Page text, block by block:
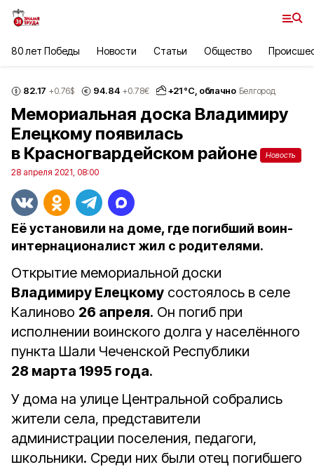
80 лет Победы Новости Статьи Общество
82.17 +0.76$ 94.84 +0.78€ +21°С, облачно Белгород
Мемориальная доска Владимиру
Елецкому появилась
в Красногвардейском районе
Новость
28 апреля 2021, 08:00
Её установили на доме, где погибший воин-
интернационалист жил с родителями.
Открытие мемориальной доски
Владимиру Елецкому состоялось в селе
Калиново 26 апреля. Он погиб при
исполнении воинского долга у населённого
пункта Шали Чеченской Республики
28 марта 1995 года.
У дома на улице Центральной собрались
жители села, представители
администрации поселения, педагоги,
школьники. Среди них были отец погибшего